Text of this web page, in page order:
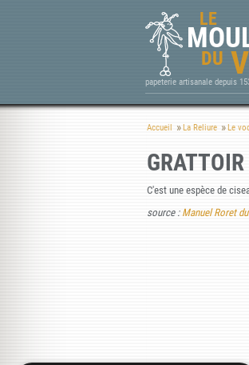
LE
DU
papeterie artisanale depuis
Accueil La Reliure Le
GRATTOIR
C'est une espèce de
source : Manuel Roret